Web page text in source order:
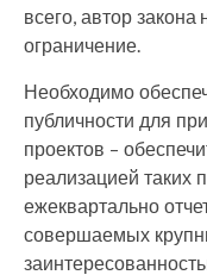
всего, автор
ограничение.
Необходимо
публичности для
проектов –
реализацией таких
ежеквартально
совершаемых